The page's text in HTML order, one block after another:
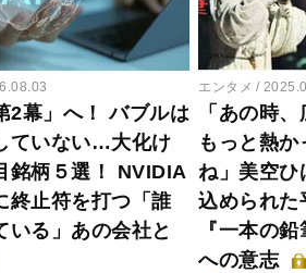
2幕」へ！ バブルは
ていない…大化け
銘柄５選！ NVIDIA
終止符を打つ「誰
いる」あの会社と
エンタメ
「あの時
もっと熱
ね」美空ひ
込められ
『一本の
への意志